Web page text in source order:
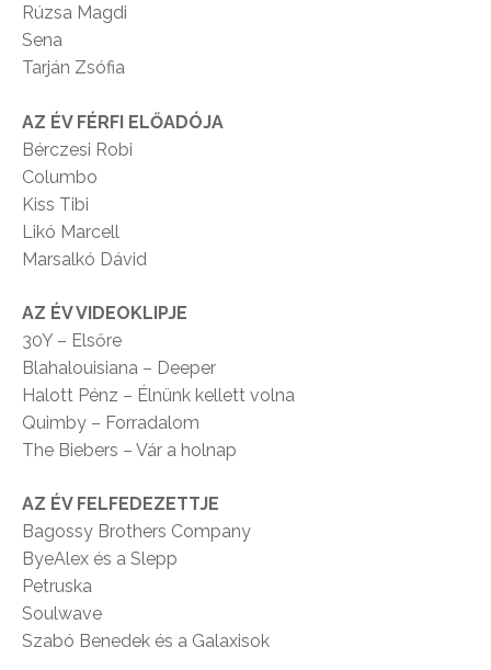
Rúzsa Magdi
Sena
Tarján Zsófia
AZ ÉV FÉRFI ELŐADÓJA
Bérczesi Robi
Columbo
Kiss Tibi
Likó Marcell
Marsalkó Dávid
AZ ÉV VIDEOKLIPJE
30Y – Elsőre
Blahalouisiana – Deeper
Halott Pénz – Élnünk kellett volna
Quimby – Forradalom
The Biebers – Vár a holnap
AZ ÉV FELFEDEZETTJE
Bagossy Brothers Company
ByeAlex és a Slepp
Petruska
Soulwave
Szabó Benedek és a Galaxisok